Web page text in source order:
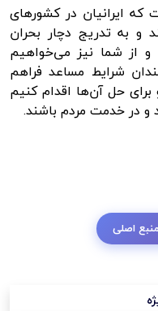
ایرانیان در کشورهای
به تدریج دچار بحران
از شما نیز می‌خواهیم
شرایط مساعد فراهم
حل آن‌ها اقدام کنیم
و در خدمت مردم باشند.
اصلی